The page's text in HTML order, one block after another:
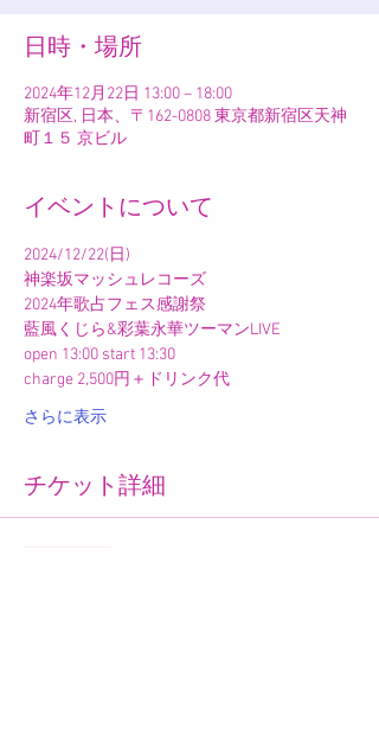
日時・場所
2024年12月22日 13:00 – 18:00
新宿区, 日本、〒162-0808 東京都新宿区天神
町１５ 京ビル
イベントについて
2024/12/22(日)
神楽坂マッシュレコーズ
2024年歌占フェス感謝祭
藍風くじら&彩葉永華ツーマンLIVE
open 13:00 start 13:30
charge 2,500円＋ドリンク代
さらに表示
チケット詳細